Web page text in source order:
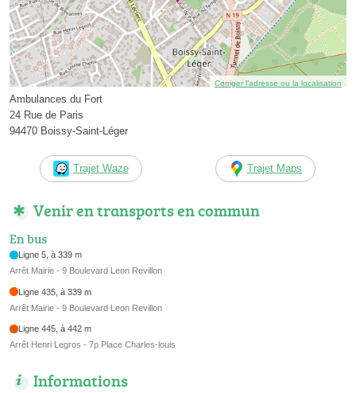
Corriger l’adresse ou la localisation
Ambulances du Fort
24 Rue de Paris
94470 Boissy-Saint-Léger
Trajet Waze Trajet Maps
Venir en transports en commun
En bus
Ligne 5, à 339 m
Arrêt Mairie - 9 Boulevard Leon Revillon
Ligne 435, à 339 m
Arrêt Mairie - 9 Boulevard Leon Revillon
Ligne 445, à 442 m
Arrêt Henri Legros - 7p Place Charles-louis
Informations